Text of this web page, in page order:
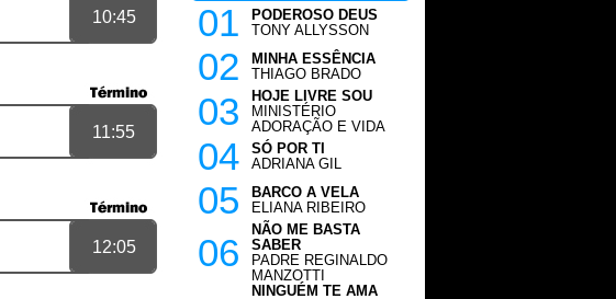
10:45
11:55
12:05
01
PODEROSO DEUS
TONY ALLYSSON
02
MINHA ESSÊNCIA
THIAGO BRADO
03
HOJE LIVRE SOU
MINISTÉRIO
ADORAÇÃO E VIDA
04
SÓ POR TI
ADRIANA GIL
05
BARCO A VELA
ELIANA RIBEIRO
06
NÃO ME BASTA
SABER
PADRE REGINALDO
MANZOTTI
NINGUÉM TE AMA